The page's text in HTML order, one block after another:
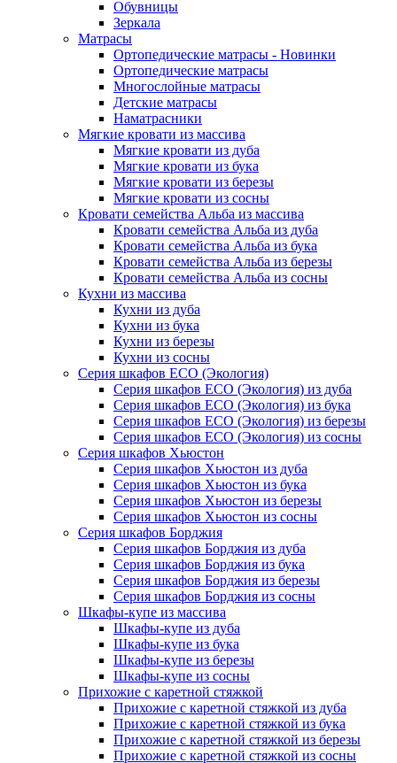
Обувницы
Зеркала
Матрасы
Ортопедические матрасы - Новинки
Ортопедические матрасы
Многослойные матрасы
Детские матрасы
Наматрасники
Мягкие кровати из массива
Мягкие кровати из дуба
Мягкие кровати из бука
Мягкие кровати из березы
Мягкие кровати из сосны
Кровати семейства Альба из массива
Кровати семейства Альба из дуба
Кровати семейства Альба из бука
Кровати семейства Альба из березы
Кровати семейства Альба из сосны
Кухни из массива
Кухни из дуба
Кухни из бука
Кухни из березы
Кухни из сосны
Серия шкафов ECO (Экология)
Серия шкафов ECO (Экология) из дуба
Серия шкафов ECO (Экология) из бука
Серия шкафов ECO (Экология) из березы
Серия шкафов ECO (Экология) из сосны
Серия шкафов Хьюстон
Серия шкафов Хьюстон из дуба
Серия шкафов Хьюстон из бука
Серия шкафов Хьюстон из березы
Серия шкафов Хьюстон из сосны
Серия шкафов Борджия
Серия шкафов Борджия из дуба
Серия шкафов Борджия из бука
Серия шкафов Борджия из березы
Серия шкафов Борджия из сосны
Шкафы-купе из массива
Шкафы-купе из дуба
Шкафы-купе из бука
Шкафы-купе из березы
Шкафы-купе из сосны
Прихожие с каретной стяжкой
Прихожие с каретной стяжкой из дуба
Прихожие с каретной стяжкой из бука
Прихожие с каретной стяжкой из березы
Прихожие с каретной стяжкой из сосны